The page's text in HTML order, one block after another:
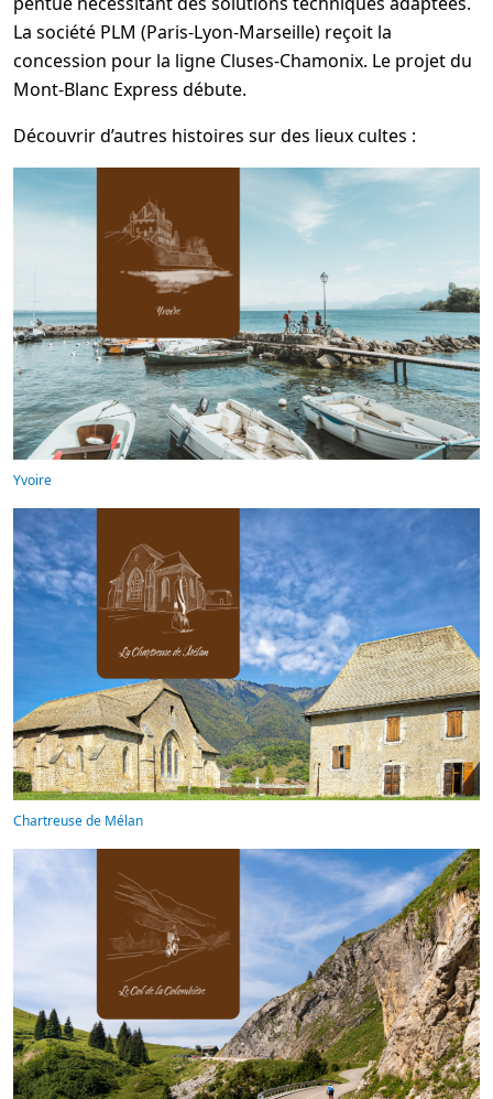
La société PLM (Paris-Lyon-Marseille) reçoit la
concession pour la ligne Cluses-Chamonix. Le projet du
Mont-Blanc Express débute.
Découvrir d’autres histoires sur des lieux cultes :
Yvoire
Chartreuse de Mélan